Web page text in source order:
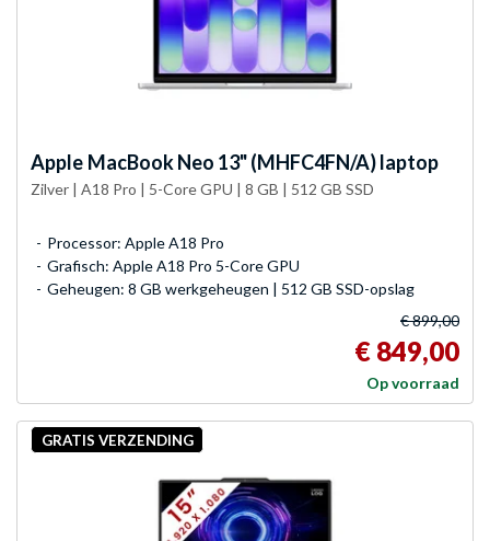
Apple MacBook Neo 13" (MHFC4FN/A) laptop
Zilver | A18 Pro | 5-Core GPU | 8 GB | 512 GB SSD
Processor: Apple A18 Pro
Grafisch: Apple A18 Pro 5-Core GPU
Geheugen: 8 GB werkgeheugen | 512 GB SSD-opslag
€ 899,00
€ 849,00
Op voorraad
GRATIS VERZENDING